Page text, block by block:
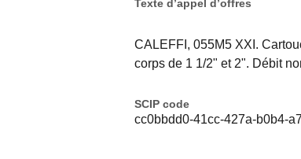
Texte d’appel d’offres
CALEFFI, 055M5 XXI.
corps de 1 1/2" et 2". Débit
SCIP code
cc0bbdd0-41cc-427a-b0b4-